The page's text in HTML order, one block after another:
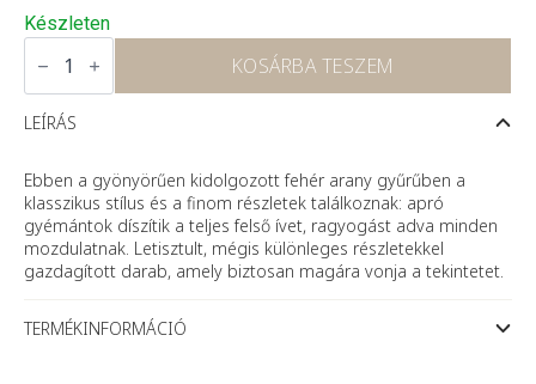
Készleten
Elisa
arany
eljegyzési
mennyiség
KOSÁRBA TESZEM
LEÍRÁS
Ebben a gyönyörűen kidolgozott fehér arany gyűrűben a
klasszikus stílus és a finom részletek találkoznak: apró
gyémántok díszítik a teljes felső ívet, ragyogást adva minden
mozdulatnak. Letisztult, mégis különleges részletekkel
gazdagított darab, amely biztosan magára vonja a tekintetet.
TERMÉKINFORMÁCIÓ